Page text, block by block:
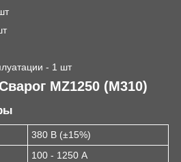
- 1 шт
MZ1250 (M310)
380 В (±15%)
100 - 1250 А